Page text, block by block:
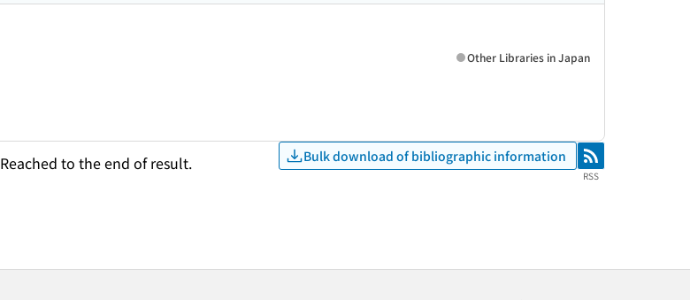
Other Libraries in Japan
Reached to the end of result. Bulk download of bibliographic information RSS
RSS